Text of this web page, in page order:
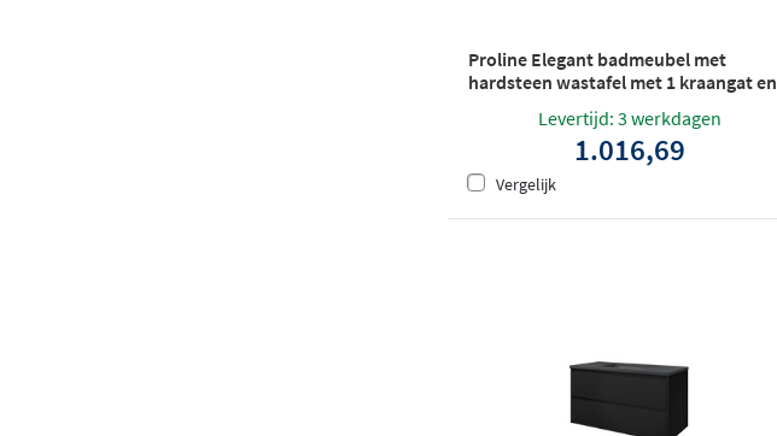
Proline Elegant badmeubel met
hardsteen wastafel met 1 kraangat en
onderkast symmetrisch - Glans wit -
60x46cm (bxd)Levertijd: 3 werkdagen
1.016,69
Vergelijk